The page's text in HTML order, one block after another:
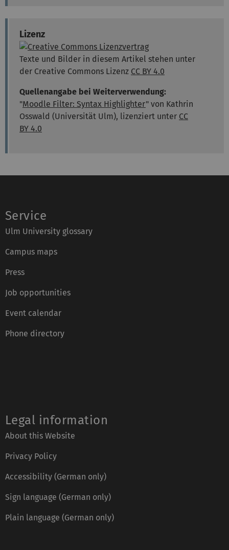
Lizenz
Texte und Bilder in diesem Artikel stehen unter
der Creative Commons Lizenz CC BY 4.0
Quellenangabe bei Weiterverwendung:
"Moodle Filter: Syntax Highlighter" von Kathrin
Osswald (Universität Ulm), lizenziert unter CC
BY 4.0
Service
Ulm University glossary
Campus maps
Press
Job opportunities
Event calendar
Phone directory
Legal information
About this Website
Privacy Policy
Accessibility (German only)
Sign language (German only)
Plain language (German only)